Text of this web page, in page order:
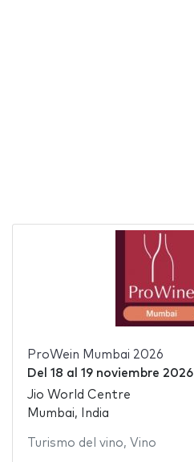
ProWein Mumbai 2026
Del 18 al 19 noviembre 2026
Jio World Centre
Mumbai, India
Turismo del vino, Vino